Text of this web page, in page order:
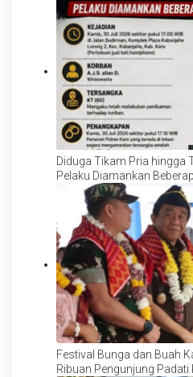
Diduga Tikam Pria hingga
Pelaku Diamankan
Motifnya
Festival Bunga dan Buah
Ribuan Pengunjung